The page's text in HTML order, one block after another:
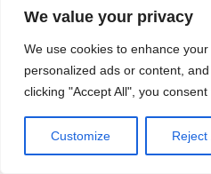
We value your privacy
We use cookies to enhance
personalized ads or content,
clicking "Accept All", you
Customize Reject